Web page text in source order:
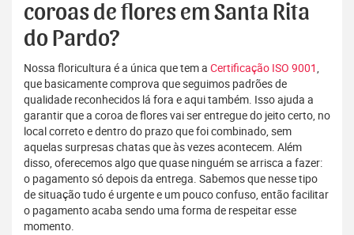
coroas de flores em Santa Rita
do Pardo?
Nossa floricultura é a única que tem a Certificação ISO 9001,
que basicamente comprova que seguimos padrões de
qualidade reconhecidos lá fora e aqui também. Isso ajuda a
garantir que a coroa de flores vai ser entregue do jeito certo, no
local correto e dentro do prazo que foi combinado, sem
aquelas surpresas chatas que às vezes acontecem. Além
disso, oferecemos algo que quase ninguém se arrisca a fazer:
o pagamento só depois da entrega. Sabemos que nesse tipo
de situação tudo é urgente e um pouco confuso, então facilitar
o pagamento acaba sendo uma forma de respeitar esse
momento.